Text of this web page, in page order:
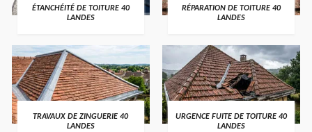
ÉTANCHÉITÉ DE TOITURE 40
LANDES
RÉPARATION DE TOITURE 40
LANDES
TRAVAUX DE ZINGUERIE 40
LANDES
URGENCE FUITE DE TOITURE 40
LANDES